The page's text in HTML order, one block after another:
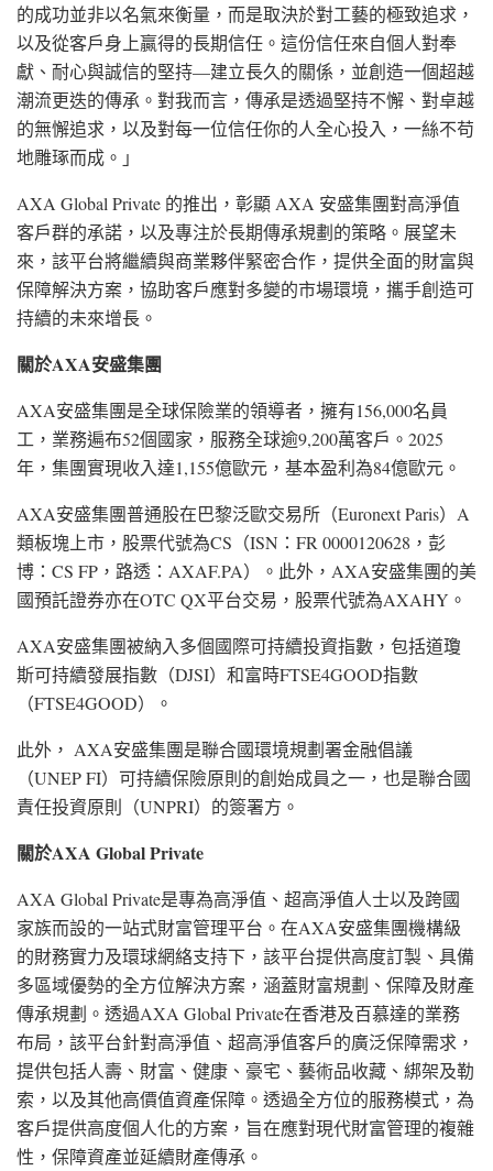
的成功並非以名氣來衡量，而是取決於對工藝的極致追求，
以及從客戶身上贏得的長期信任。這份信任來自個人對奉
獻、耐心與誠信的堅持—建立長久的關係，並創造一個超越
潮流更迭的傳承。對我而言，傳承是透過堅持不懈、對卓越
的無懈追求，以及對每一位信任你的人全心投入，一絲不苟
地雕琢而成。」
AXA Global Private 的推出，彰顯 AXA 安盛集團對高淨值
客戶群的承諾，以及專注於長期傳承規劃的策略。展望未
來，該平台將繼續與商業夥伴緊密合作，提供全面的財富與
保障解決方案，協助客戶應對多變的市場環境，攜手創造可
持續的未來增長。
關於AXA安盛集團
AXA安盛集團是全球保險業的領導者，擁有156,000名員
工，業務遍布52個國家，服務全球逾9,200萬客戶。2025
年，集團實現收入達1,155億歐元，基本盈利為84億歐元。
AXA安盛集團普通股在巴黎泛歐交易所（Euronext Paris）A
類板塊上市，股票代號為CS（ISN：FR 0000120628，彭
博：CS FP，路透：AXAF.PA）。此外，AXA安盛集團的美
國預託證券亦在OTC QX平台交易，股票代號為AXAHY。
AXA安盛集團被納入多個國際可持續投資指數，包括道瓊
斯可持續發展指數（DJSI）和富時FTSE4GOOD指數
（FTSE4GOOD）。
此外， AXA安盛集團是聯合國環境規劃署金融倡議
（UNEP FI）可持續保險原則的創始成員之一，也是聯合國
責任投資原則（UNPRI）的簽署方。
關於AXA Global Private
AXA Global Private是專為高淨值、超高淨值人士以及跨國
家族而設的一站式財富管理平台。在AXA安盛集團機構級
的財務實力及環球網絡支持下，該平台提供高度訂製、具備
多區域優勢的全方位解決方案，涵蓋財富規劃、保障及財產
傳承規劃。透過AXA Global Private在香港及百慕達的業務
布局，該平台針對高淨值、超高淨值客戶的廣泛保障需求，
提供包括人壽、財富、健康、豪宅、藝術品收藏、綁架及勒
索，以及其他高價值資產保障。透過全方位的服務模式，為
客戶提供高度個人化的方案，旨在應對現代財富管理的複雜
性，保障資產並延續財產傳承。